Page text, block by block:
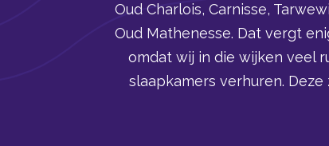
Oud Charlois, Carnisse,
Oud Mathenesse. Dat vergt
omdat wij in die wijken veel
slaapkamers verhuren. Deze